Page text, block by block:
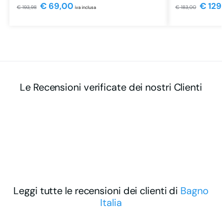
€193,98 €69,00 iva inclusa €183,00 €
Le Recensioni verificate dei nostri Clienti
Leggi tutte le recensioni dei clienti di Bagno
Italia